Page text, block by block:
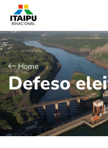
Home
Defeso elei